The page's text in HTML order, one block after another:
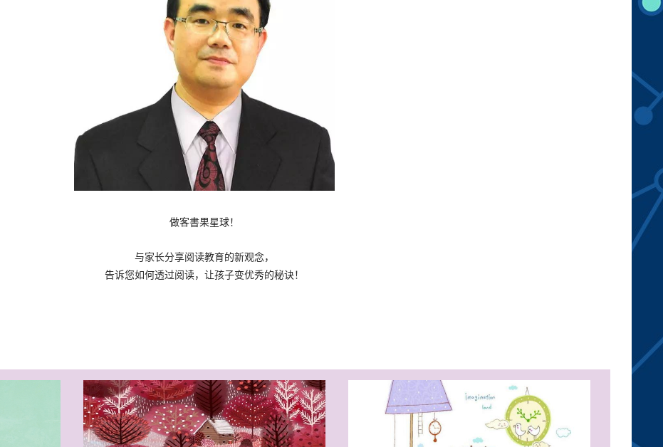
做客書果星球！
与家长分享阅读教育的新观念，
告诉您如何透过阅读，让孩子变优秀的秘诀！